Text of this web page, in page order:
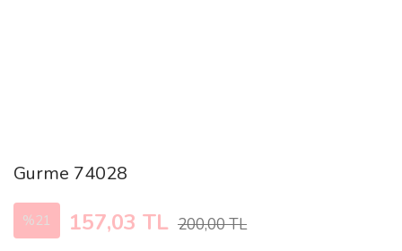
Gurme 74028
%21 157,03 TL 200,00 TL